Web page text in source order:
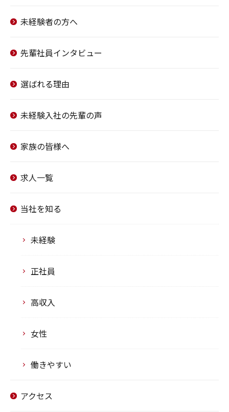
未経験者の方へ
先輩社員インタビュー
選ばれる理由
未経験入社の先輩の声
家族の皆様へ
求人一覧
当社を知る
未経験
正社員
高収入
女性
働きやすい
アクセス